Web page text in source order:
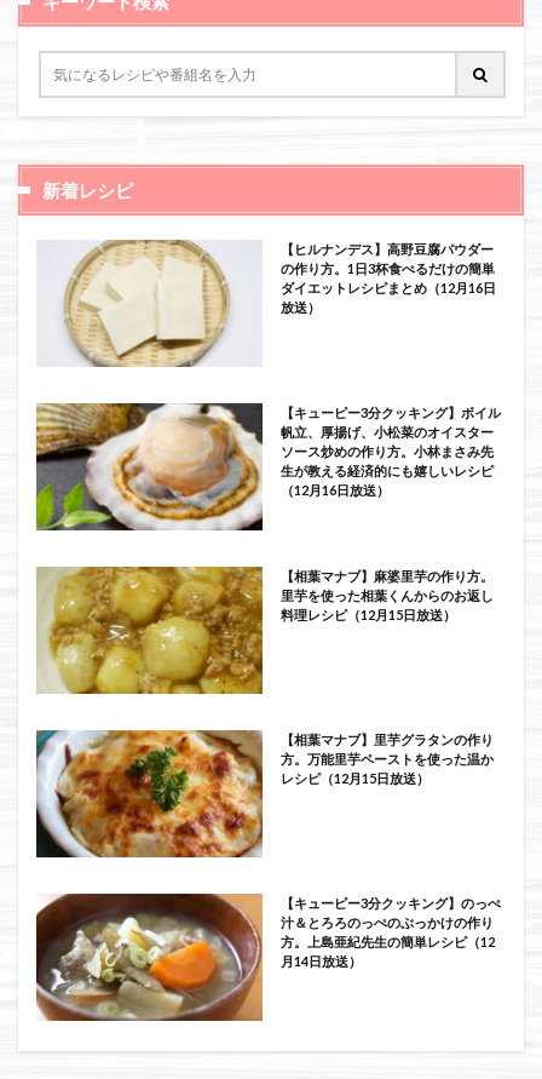
新着レシピ
【ヒルナンデス】高野豆腐パウダー
の作り方。1日3杯食べるだけの簡単
ダイエットレシピまとめ（12月16日
放送）
【キューピー3分クッキング】ボイル
帆立、厚揚げ、小松菜のオイスター
ソース炒めの作り方。小林まさみ先
生が教える経済的にも嬉しいレシピ
（12月16日放送）
【相葉マナブ】麻婆里芋の作り方。
里芋を使った相葉くんからのお返し
料理レシピ（12月15日放送）
【相葉マナブ】里芋グラタンの作り
方。万能里芋ペーストを使った温か
レシピ（12月15日放送）
【キューピー3分クッキング】のっぺ
汁＆とろろのっぺのぶっかけの作り
方。上島亜紀先生の簡単レシピ（12
月14日放送）